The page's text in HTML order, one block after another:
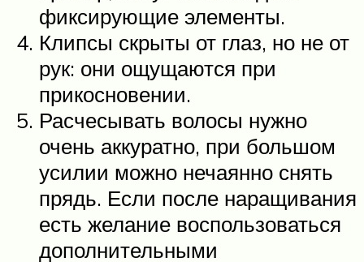
фиксирующие элементы.
Клипсы скрыты от глаз, но не от
рук: они ощущаются при
прикосновении.
Расчесывать волосы нужно
очень аккуратно, при большом
усилии можно нечаянно снять
прядь. Если после наращивания
есть желание воспользоваться
дополнительными